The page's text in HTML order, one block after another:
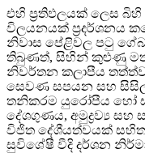
එහි ප්‍රතිඵලයක් ලෙස බිහි
විලයනයක් ප්‍රදර්ශනය
නිවාස පේළිවල පටු
තිබුණත්, සිහින් කුළුණු
නිවර්තන කලාපීය
සෙවණ සපයන සහ සිසිල්
තනිකරම යුරෝපීය හෝ
දේශගුණය, අමුද්‍රව්‍ය සහ
විජිත දේශීයත්වයක්
සුවිශේෂී වීදි දර්ශන